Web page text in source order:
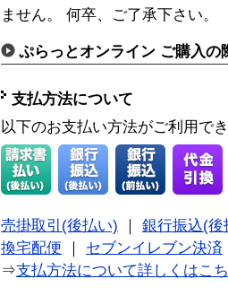
ません。 何卒、ご了承下さい。
ぷらっとオンライン ご購入の
支払方法について
以下のお支払い方法がご利用で
売掛取引(後払い)
銀行振込(後
換宅配便
セブンイレブン決済
⇒支払方法について詳しくはこ